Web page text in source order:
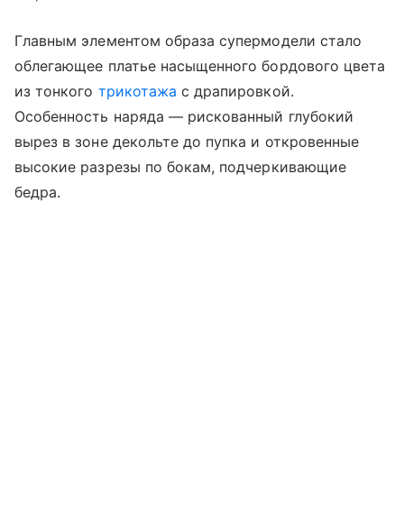
Главным элементом образа супермодели стало
облегающее платье насыщенного бордового цвета
из тонкого трикотажа с драпировкой.
Особенность наряда — рискованный глубокий
вырез в зоне декольте до пупка и откровенные
высокие разрезы по бокам, подчеркивающие
бедра.